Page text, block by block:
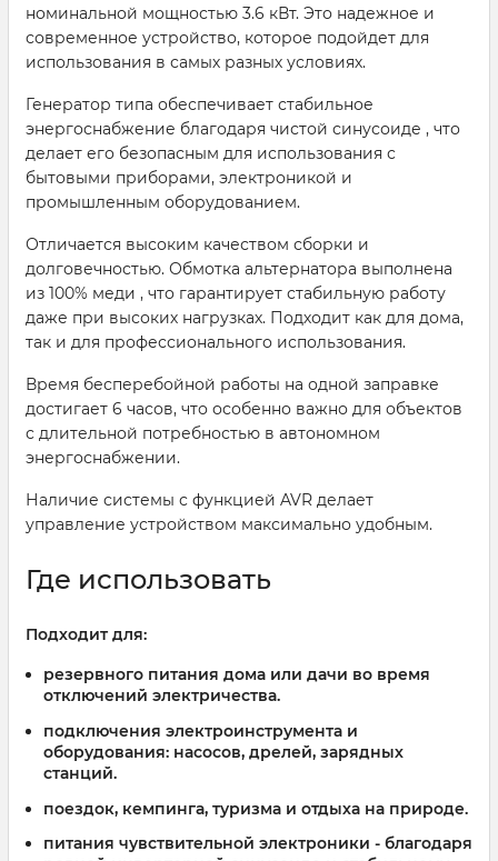
номинальной мощностью 3.6 кВт. Это надежное и
современное устройство, которое подойдет для
использования в самых разных условиях.
Генератор типа обеспечивает стабильное
энергоснабжение благодаря чистой синусоиде , что
делает его безопасным для использования с
бытовыми приборами, электроникой и
промышленным оборудованием.
Отличается высоким качеством сборки и
долговечностью. Обмотка альтернатора выполнена
из 100% меди , что гарантирует стабильную работу
даже при высоких нагрузках. Подходит как для дома,
так и для профессионального использования.
Время бесперебойной работы на одной заправке
достигает 6 часов, что особенно важно для объектов
с длительной потребностью в автономном
энергоснабжении.
Наличие системы с функцией AVR делает
управление устройством максимально удобным.
Где использовать
Подходит для:
резервного питания дома или дачи во время
отключений электричества.
подключения электроинструмента и
оборудования: насосов, дрелей, зарядных
станций.
поездок, кемпинга, туризма и отдыха на природе.
питания чувствительной электроники - благодаря